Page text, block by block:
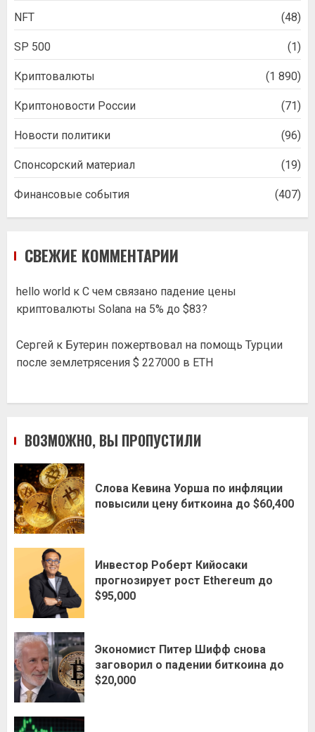
NFT (48)
SP 500 (1)
Криптовалюты (1 890)
Криптоновости России (71)
Новости политики (96)
Спонсорский материал (19)
Финансовые события (407)
СВЕЖИЕ КОММЕНТАРИИ
hello world к С чем связано падение цены
криптовалюты Solana на 5% до $83?
Сергей к Бутерин пожертвовал на помощь Турции
после землетрясения $ 227000 в ETH
ВОЗМОЖНО, ВЫ ПРОПУСТИЛИ
Слова Кевина Уорша по инфляции
повысили цену биткоина до $60,400
Инвестор Роберт Кийосаки
прогнозирует рост Ethereum до
$95,000
Экономист Питер Шифф снова
заговорил о падении биткоина до
$20,000